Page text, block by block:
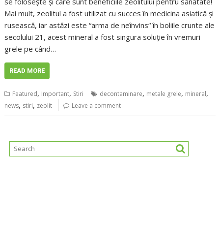
Mai mult, zeolitul a fost utilizat cu succes în medicina asiatică și
rusească, iar astăzi este “arma de neînvins“ în boliile crunte ale
secolului 21, acest mineral a fost singura soluție în vremuri
grele pe când…
READ MORE
Featured, Important, Stiri decontaminare, metale grele, mineral,
news, stiri, zeolit Leave a comment